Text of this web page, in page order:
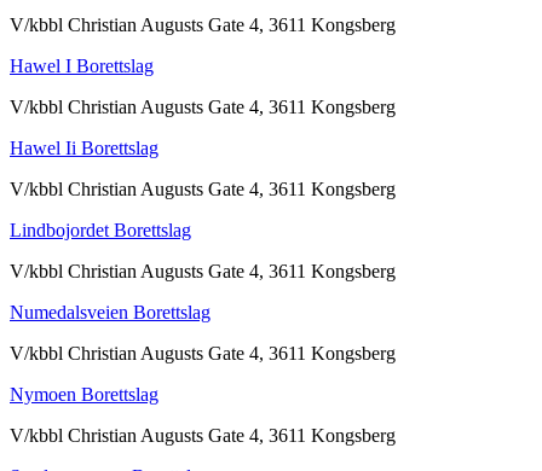
V/kbbl Christian Augusts Gate 4, 3611 Kongsberg
Hawel I Borettslag
V/kbbl Christian Augusts Gate 4, 3611 Kongsberg
Hawel Ii Borettslag
V/kbbl Christian Augusts Gate 4, 3611 Kongsberg
Lindbojordet Borettslag
V/kbbl Christian Augusts Gate 4, 3611 Kongsberg
Numedalsveien Borettslag
V/kbbl Christian Augusts Gate 4, 3611 Kongsberg
Nymoen Borettslag
V/kbbl Christian Augusts Gate 4, 3611 Kongsberg